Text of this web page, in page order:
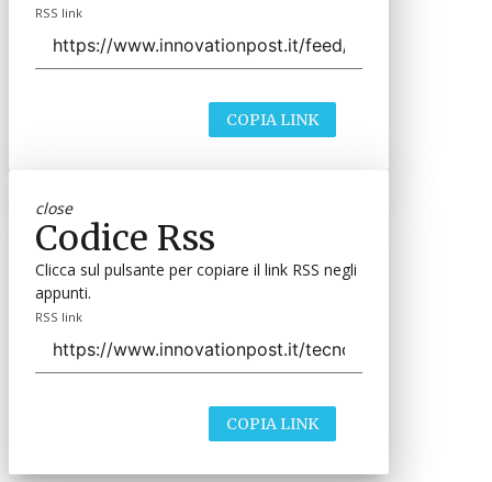
RSS link
COPIA LINK
close
Codice Rss
Clicca sul pulsante per copiare il link RSS negli
appunti.
RSS link
COPIA LINK